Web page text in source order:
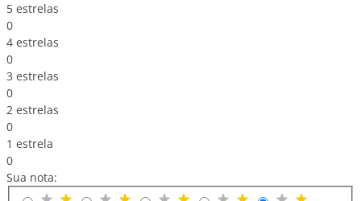
5 estrelas
0
4 estrelas
0
3 estrelas
0
2 estrelas
0
1 estrela
0
Sua nota: